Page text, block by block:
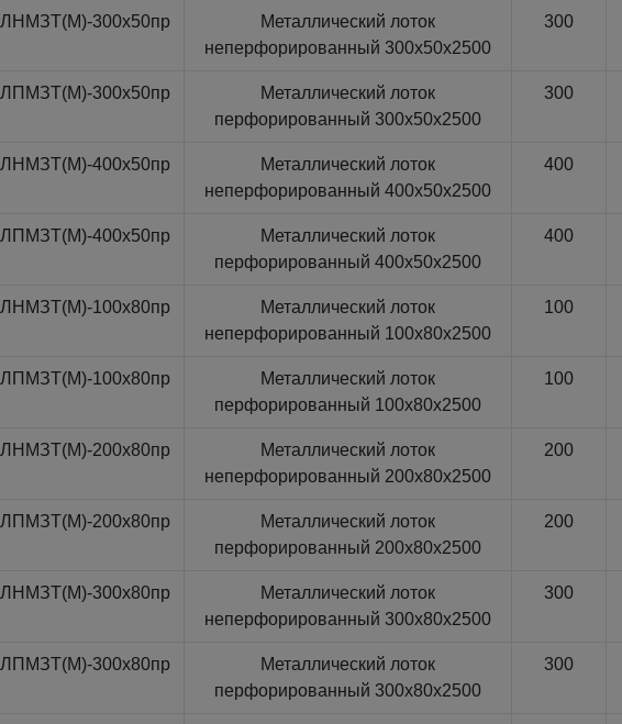
ЛНМЗТ(М)-300x50пр
Металлический лоток
неперфорированный 300x50x2500
300
ЛПМЗТ(М)-300x50пр
Металлический лоток
перфорированный 300x50x2500
300
ЛНМЗТ(М)-400x50пр
Металлический лоток
неперфорированный 400x50x2500
400
ЛПМЗТ(М)-400x50пр
Металлический лоток
перфорированный 400x50x2500
400
ЛНМЗТ(М)-100x80пр
Металлический лоток
неперфорированный 100x80x2500
100
ЛПМЗТ(М)-100x80пр
Металлический лоток
перфорированный 100x80x2500
100
ЛНМЗТ(М)-200x80пр
Металлический лоток
неперфорированный 200x80x2500
200
ЛПМЗТ(М)-200x80пр
Металлический лоток
перфорированный 200x80x2500
200
ЛНМЗТ(М)-300x80пр
Металлический лоток
неперфорированный 300x80x2500
300
ЛПМЗТ(М)-300x80пр
Металлический лоток
перфорированный 300x80x2500
300